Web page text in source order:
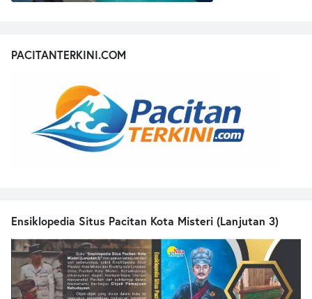
PACITANTERKINI.COM
Ensiklopedia Situs Pacitan Kota Misteri (Lanjutan 3)